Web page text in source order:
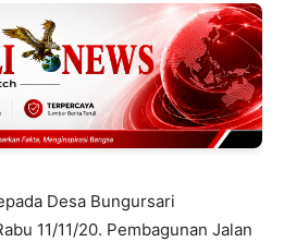
Desa Bungursari
11/11/20. Pembagunan Jalan